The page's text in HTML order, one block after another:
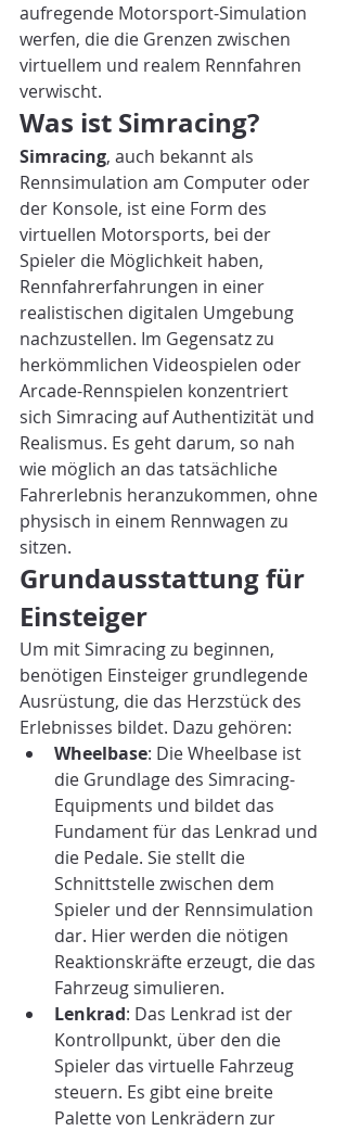
aufregende Motorsport-Simulation
werfen, die die Grenzen zwischen
virtuellem und realem Rennfahren
verwischt.
Was ist Simracing?
Simracing, auch bekannt als
Rennsimulation am Computer oder
der Konsole, ist eine Form des
virtuellen Motorsports, bei der
Spieler die Möglichkeit haben,
Rennfahrerfahrungen in einer
realistischen digitalen Umgebung
nachzustellen. Im Gegensatz zu
herkömmlichen Videospielen oder
Arcade-Rennspielen konzentriert
sich Simracing auf Authentizität und
Realismus. Es geht darum, so nah
wie möglich an das tatsächliche
Fahrerlebnis heranzukommen, ohne
physisch in einem Rennwagen zu
sitzen.
Grundausstattung für
Einsteiger
Um mit Simracing zu beginnen,
benötigen Einsteiger grundlegende
Ausrüstung, die das Herzstück des
Erlebnisses bildet. Dazu gehören:
Wheelbase: Die Wheelbase ist
die Grundlage des Simracing-
Equipments und bildet das
Fundament für das Lenkrad und
die Pedale. Sie stellt die
Schnittstelle zwischen dem
Spieler und der Rennsimulation
dar. Hier werden die nötigen
Reaktionskräfte erzeugt, die das
Fahrzeug simulieren.
Lenkrad: Das Lenkrad ist der
Kontrollpunkt, über den die
Spieler das virtuelle Fahrzeug
steuern. Es gibt eine breite
Palette von Lenkrädern zur